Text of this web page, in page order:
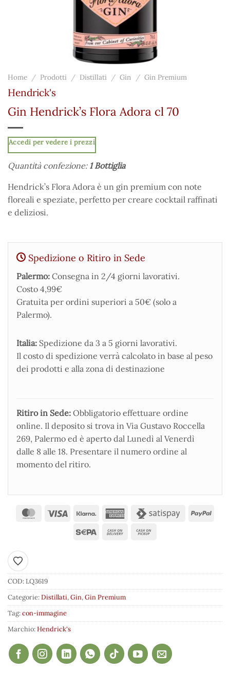
Home / Prodotti / Distillati / Gin / Gin Premium
Hendrick's
Gin Hendrick’s Flora Adora cl 70
Accedi per vedere i prezzi
Quantità confezione: 1 Bottiglia
Hendrick’s Flora Adora è un gin premium con note
floreali e speziate, perfetto per creare cocktail raffinati
e deliziosi.
Spedizione o Ritiro in Sede
Palermo: Consegna in 2/4 giorni lavorativi.
Costo 4,99€
Gratuita per ordini superiori a 50€ (solo a
Palermo).
Italia: Spedizione da 3 a 5 giorni lavorativi.
Il costo di spedizione verrà calcolato in base al peso
dei prodotti e alla zona di destinazione
Ritiro in Sede: Obbligatorio effettuare ordine
online. Il deposito si trova in Via Gustavo Roccella
269, Palermo ed è aperto dal Lunedì al Venerdì
dalle 8 alle 18. Presentare il numero ordine al
momento del ritiro.
Aggiungi ai preferiti
COD:LQ3619
Categorie:Distillati,Gin,Gin Premium
Tag:con-immagine
Marchio:Hendrick's